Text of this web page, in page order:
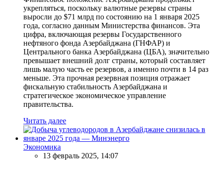
укрепляться, поскольку валютные резервы страны
выросли до $71 млрд по состоянию на 1 января 2025
года, согласно данным Министерства финансов. Эта
цифра, включающая резервы Государственного
нефтяного фонда Азербайджана (ГНФАР) и
Центрального банка Азербайджана (ЦБА), значительно
превышает внешний долг страны, который составляет
лишь малую часть ее резервов, а именно почти в 14 раз
меньше. Эта прочная резервная позиция отражает
фискальную стабильность Азербайджана и
стратегическое экономическое управление
правительства.
Читать далее
Экономика
13 февраль 2025, 14:07